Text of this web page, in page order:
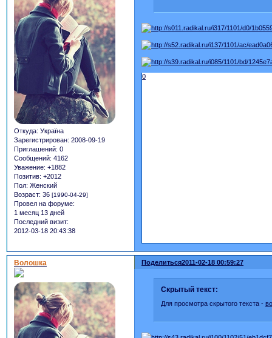
Откуда: Україна
Зарегистрирован: 2008-09-19
Приглашений: 0
Сообщений: 4162
Уважение: +1882
Позитив: +2012
Пол: Женский
Возраст: 36 [1990-04-29]
Провел на форуме:
1 месяц 13 дней
Последний визит:
2012-03-18 20:43:38
0
Поделиться2011-02-18 00:59:27
Волошка
Скрытый текст:
Для просмотра скрытого текста -